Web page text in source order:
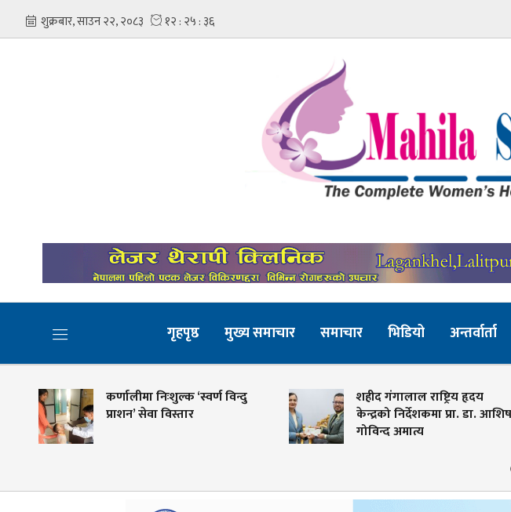
गृहपृष्ठ मुख्य समाचार समाचार भिडियो अन्तर्वार्ता
कर्णालीमा निःशुल्क ‘स्वर्ण विन्दु
प्राशन’ सेवा विस्तार
शहीद गंगालाल राष्ट्रिय हृदय
केन्द्रको निर्देशकमा प्रा. डा. आशिष
गोविन्द अमात्य